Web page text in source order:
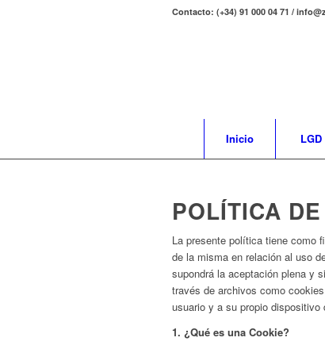
Contacto: (+34) 91 000 04 71 /
Inicio LGD
POLÍTICA
La presente política tiene como
de la misma en relación al uso
supondrá la aceptación plena y
través de archivos como
usuario y a su propio dispositivo
1. ¿Qué es una Cookie?